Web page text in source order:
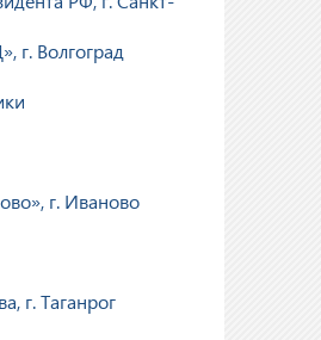
г. Волгоград
г. Иваново
г. Таганрог